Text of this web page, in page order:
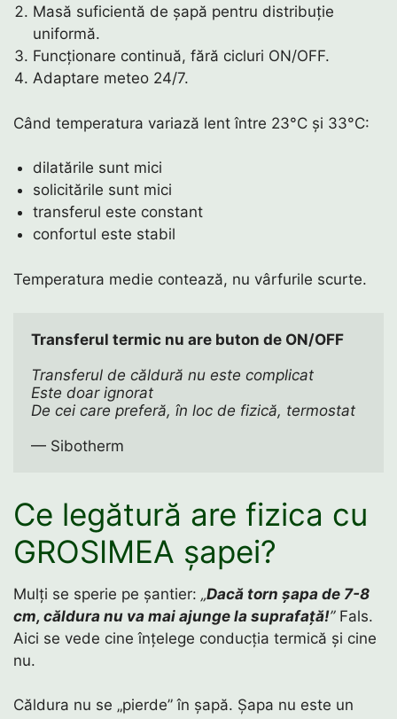
Masă suficientă de șapă pentru distribuție
uniformă.
Funcționare continuă, fără cicluri ON/OFF.
Adaptare meteo 24/7.
Când temperatura variază lent între 23°C și 33°C:
dilatările sunt mici
solicitările sunt mici
transferul este constant
confortul este stabil
Temperatura medie contează, nu vârfurile scurte.
Transferul termic nu are buton de ON/OFF
Transferul de căldură nu este complicat
Este doar ignorat
De cei care preferă, în loc de fizică, termostat
— Sibotherm
Ce legătură are fizica cu
GROSIMEA șapei?
Mulți se sperie pe șantier: „Dacă torn șapa de 7-8
cm, căldura nu va mai ajunge la suprafață!”Fals.
Aici se vede cine înțelege conducția termică și cine
nu.
Căldura nu se „pierde” în șapă. Șapa nu este un